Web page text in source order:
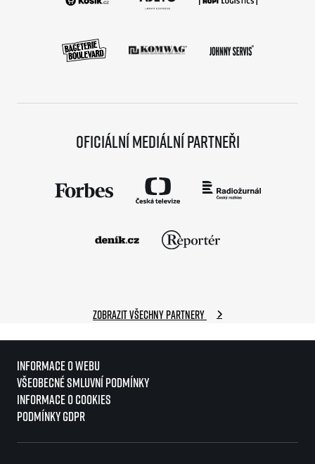
Oficiální mediální partneři
Zobrazit všechny partnery
Informace o webu
Všeobecné smluvní podmínky
Informace o cookies
Podmínky GDPR